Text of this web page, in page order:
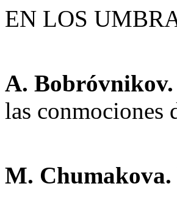
EN LOS
A. Bobróvnikov.
las conmociones
M. Chumakova.